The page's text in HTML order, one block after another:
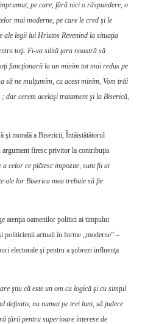
pe care, fără nici o răspundere, o
mai moderne, pe care le cred şi le
ale legii lui Hristos Revenind la situaţia
toţi. Fi-va silită ţara noastră să
funcţionarii la un minim tot mai redus pe
să ne mulţumim, cu acest minim, Vom trăi
dar cerem acelaşi tratament şi la Biserică,
şi morală a Bisericii, Întâistătătorul
firesc privitor la contribuţia
celor ce plătesc im­pozite, sunt fii ai
ale lor Biserica mea trebuie să fie
atenţia oamenilor politici ai timpului
politicienii actuali în forme „moderne” –
electorale şi pentru a şubrezi influenţa
ştiu că este un om cu logică şi cu simţul
definitiv, nu numai pe trei luni, să judece
ţării pentru superioare interese de